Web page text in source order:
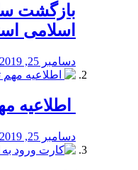
بازگشت
اسلامی
دسامبر 25, 2019
اطلاعیه
دسامبر 25, 2019